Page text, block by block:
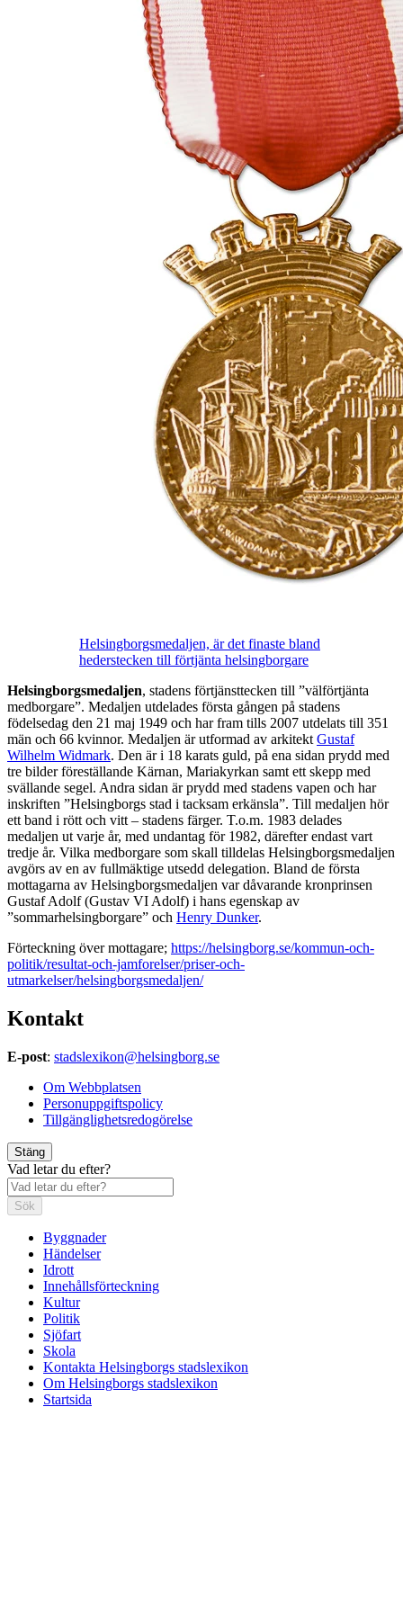
Helsingborgsmedaljen, är det finaste bland
hederstecken till förtjänta helsingborgare
Helsingborgsmedaljen, stadens förtjänsttecken till ”välförtjänta
medborgare”. Medaljen utdelades första gången på stadens
födelsedag den 21 maj 1949 och har fram tills 2007 utdelats till 351
män och 66 kvinnor. Medaljen är utformad av arkitekt Gustaf
Wilhelm Widmark. Den är i 18 karats guld, på ena sidan prydd med
tre bilder föreställande Kärnan, Mariakyrkan samt ett skepp med
svällande segel. Andra sidan är prydd med stadens vapen och har
inskriften ”Helsingborgs stad i tacksam erkänsla”. Till medaljen hör
ett band i rött och vitt – stadens färger. T.o.m. 1983 delades
medaljen ut varje år, med undantag för 1982, därefter endast vart
tredje år. Vilka medborgare som skall tilldelas Helsingborgsmedaljen
avgörs av en av fullmäktige utsedd delegation. Bland de första
mottagarna av Helsingborgsmedaljen var dåvarande kronprinsen
Gustaf Adolf (Gustav VI Adolf) i hans egenskap av
”sommarhelsingborgare” och Henry Dunker.
Förteckning över mottagare; https://helsingborg.se/kommun-och-
politik/resultat-och-jamforelser/priser-och-
utmarkelser/helsingborgsmedaljen/
Kontakt
E-post: stadslexikon@helsingborg.se
Om Webbplatsen
Personuppgiftspolicy
Tillgänglighetsredogörelse
Stäng
Vad letar du efter?
Sök
Byggnader
Händelser
Idrott
Innehållsförteckning
Kultur
Politik
Sjöfart
Skola
Kontakta Helsingborgs stadslexikon
Om Helsingborgs stadslexikon
Startsida